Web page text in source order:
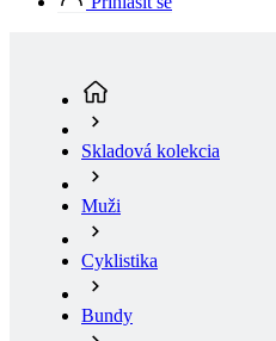
Muži
Cyklistika
Bundy
PASSION Z3 | Bunda
(aktuální stránka)